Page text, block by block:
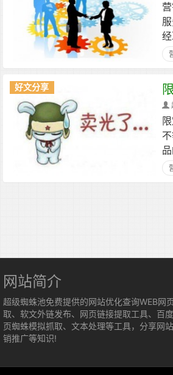
好文分享
网站简介
超级蜘蛛池免费提供的网站优化查询WEB网
取、软文外链发布、网页链接提取工具、百
页蜘蛛模拟抓取、文本处理等工具，分享网
销推广等知识!